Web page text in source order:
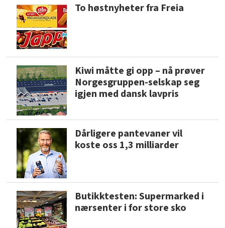
To høstnyheter fra Freia
Kiwi måtte gi opp – nå prøver
Norgesgruppen-selskap seg
igjen med dansk lavpris
Dårligere pantevaner vil
koste oss 1,3 milliarder
Butikktesten: Supermarked i
nærsenter i for store sko